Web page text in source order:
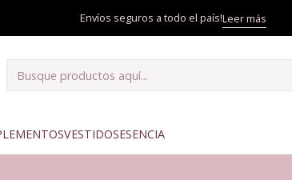
VESTIDOSESENCIA
Envíos seguros a todo el país!Leer más
Inicio Complementos Faldas Largas